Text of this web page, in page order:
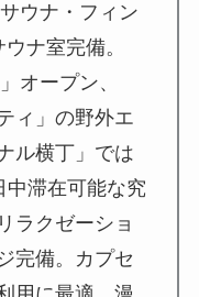
ウナ・フィン
ナ室完備。
オープン、
ィ」の野外エ
ル横丁」では
中滞在可能な究
ラクゼーショ
完備。カプセ